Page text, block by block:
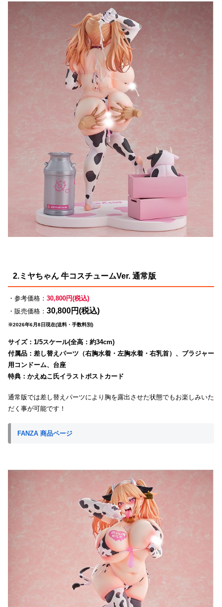
2.ミヤちゃん 牛コスチュームVer. 通常版
・参考価格： 30,800円(税込)
・販売価格： 30,800円(税込)
※2026年6月8日現在(送料・手数料別)
サイズ：1/5スケール(全高：約34cm)
付属品：差し替えパーツ（右胸水着・左胸水着・右乳首）、ブラジャー
用コンドーム、台座
特典：かえぬこ氏イラストポストカード
通常版では差し替えパーツにより胸を露出させた状態でもお楽しみいた
だく事が可能です！
FANZA 商品ページ